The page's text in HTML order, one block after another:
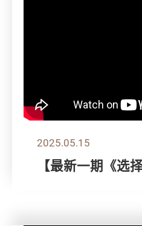
2025.05.15
【最新一期《选